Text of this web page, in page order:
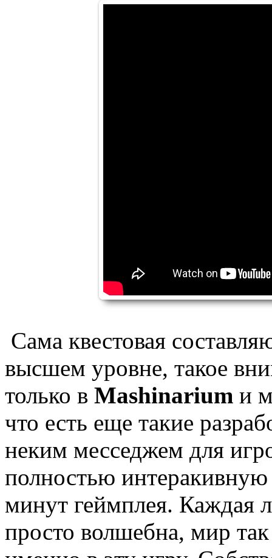
Сама квестовая
высшем уровне, такое
только в Mashinarium и
что есть еще такие
неким месседжем для
полностью
минут геймплея. Каждая
просто волшебна, мир так